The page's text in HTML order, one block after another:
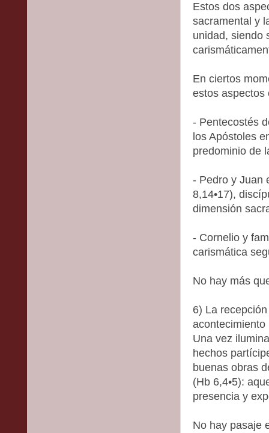
Estos dos
sacramental y
unidad, siendo
En ciertos
estos aspectos
- Pentecostés
los Apóstoles
predominio de
- Pedro y Juan
8,14•17),
dimensión
- Cornelio y
carismática
No hay más
6) La
Una vez
hechos
buenas obras
(Hb 6,4•5):
presencia y
No hay pasaje